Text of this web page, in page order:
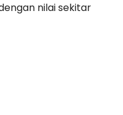
nilai sekitar